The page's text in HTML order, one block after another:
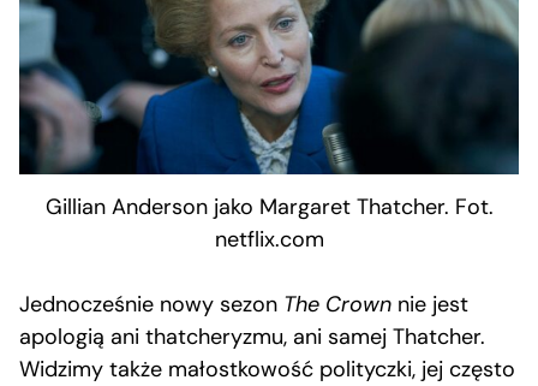
Gillian Anderson jako Margaret Thatcher. Fot.
netflix.com
Jednocześnie nowy sezon The Crown nie jest
apologią ani thatcheryzmu, ani samej Thatcher.
Widzimy także małostkowość polityczki, jej często